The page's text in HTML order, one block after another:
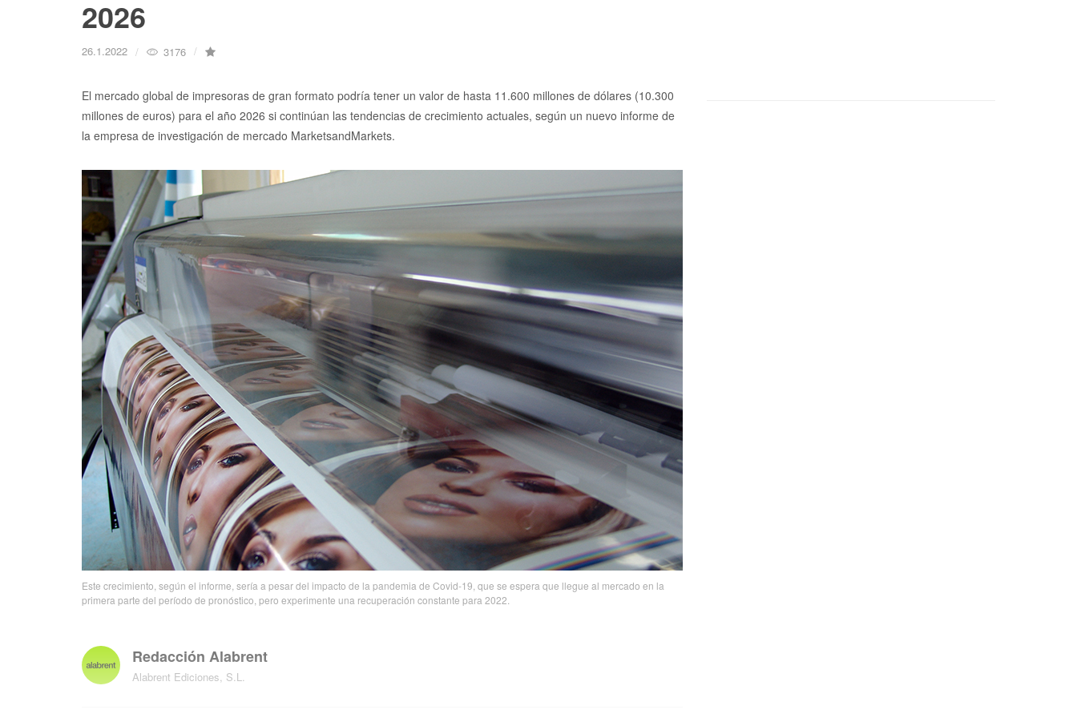
2026
26.1.2022 3176
El mercado global de impresoras de gran formato podría tener un valor de hasta 11.600 millones de dólares (10.300
millones de euros) para el año 2026 si continúan las tendencias de crecimiento actuales, según un nuevo informe de
la empresa de investigación de mercado MarketsandMarkets.
Este crecimiento, según el informe, sería a pesar del impacto de la pandemia de Covid-19, que se espera que llegue al mercado en la
primera parte del período de pronóstico, pero experimente una recuperación constante para 2022.
Redacción Alabrent
Alabrent Ediciones, S.L.